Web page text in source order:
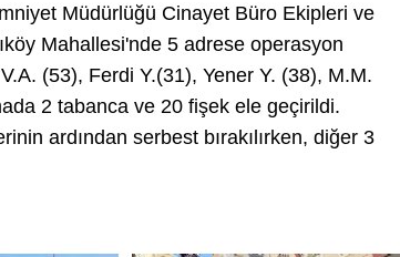
Müdürlüğü Cinayet Büro Ekipleri ve
Mahallesi'nde 5 adrese operasyon
(53), Ferdi Y.(31), Yener Y. (38), M.M.
2 tabanca ve 20 fişek ele geçirildi.
ardından serbest bırakılırken, diğer 3